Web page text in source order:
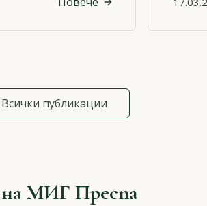
Всички публикации
МИГ Преспа